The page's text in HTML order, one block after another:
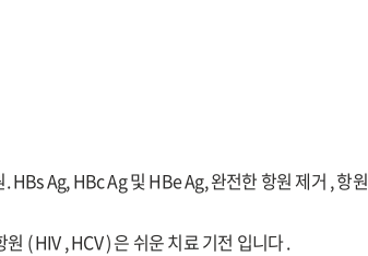
HBs Ag, HBc Ag 및 HBe Ag, 완전한 항원 제거 , 항원
( HIV , HCV ) 은 쉬운 치료 기전 입니다 .